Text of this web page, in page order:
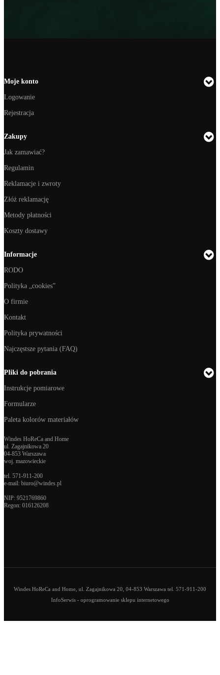
Moje konto
Logowanie
Rejestracja
Zakupy
Jak zamawiać?
Regulamin
Reklamacje i zwroty
Złóż reklamację
Metody płatności
Koszty dostawy
Informacje
RODO
Polityka „cookies”
O firmie
Kontakt
Polityka prywatności
Najczęstsze pytania (FAQ)
Pliki do pobrania
Instrukcje pomiarowe
Formularze
Paleta kolorów materiałów
Windes HoReCa and Home
ul. Zagajnikowa 20
04-853 Warszawa
woj. mazowieckie
tel. 571-911-200
e-mail: biuro@windes.pl
NIP: 9521769860
Regon: 016126208
Windes HoReCa and Home, ul. Zagajnikowa 20, 04-853 Warszawa tel. 571-911-200
InfoSerwis- oprogramowanie sklepu internetowego